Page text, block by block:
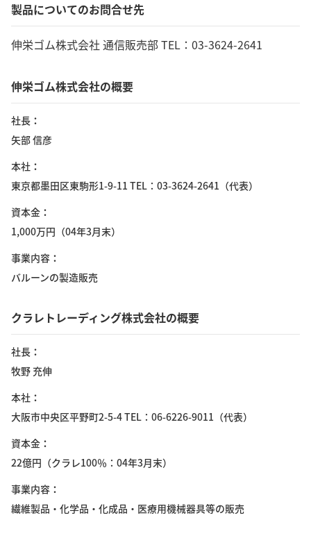
製品についてのお問合せ先
伸栄ゴム株式会社 通信販売部 TEL：03-3624-2641
伸栄ゴム株式会社の概要
社長
矢部 信彦
本社
東京都墨田区東駒形1-9-11 TEL：03-3624-2641（代表）
資本金
1,000万円（04年3月末）
事業内容
バルーンの製造販売
クラレトレーディング株式会社の概要
社長
牧野 充伸
本社
大阪市中央区平野町2-5-4 TEL：06-6226-9011（代表）
資本金
22億円（クラレ100％：04年3月末）
事業内容
繊維製品・化学品・化成品・医療用機械器具等の販売